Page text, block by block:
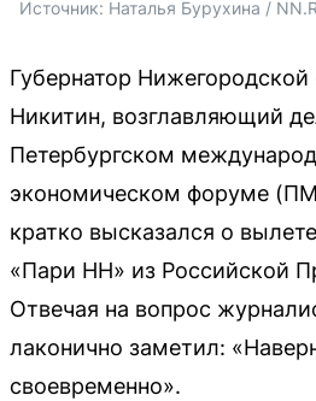
Источник: Наталья Бурухина /
Губернатор Нижегородской
Никитин, возглавляющий
Петербургском
экономическом форуме
кратко высказался о
«Пари НН» из Российской
Отвечая на вопрос
лаконично заметил:
своевременно».